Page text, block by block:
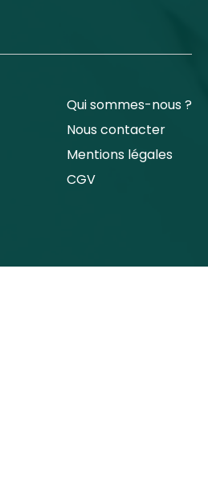
Qui sommes-nous ?
Nous contacter
Mentions légales
CGV